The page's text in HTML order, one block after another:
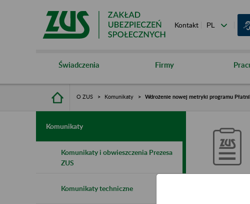
Kontakt
Świadczenia Firmy
O ZUS Komunikaty Wdrożenie nowej metryki programu
Komunikaty
Komunikaty i obwieszczenia Prezesa
ZUS
Komunikaty techniczne